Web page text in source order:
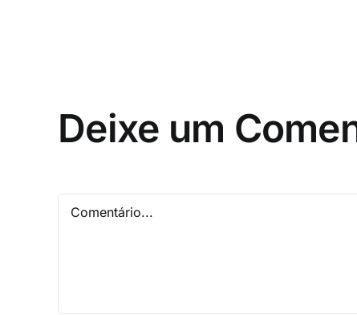
Deixe um
Comentário